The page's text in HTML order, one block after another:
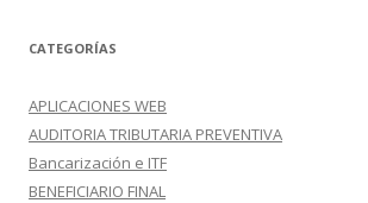
CATEGORÍAS
APLICACIONES WEB
AUDITORIA TRIBUTARIA PREVENTIVA
Bancarización e ITF
BENEFICIARIO FINAL